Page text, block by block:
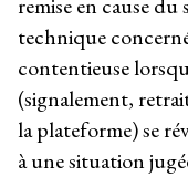
technique
contentieuse
(signalement,
la plateforme) se
à une situation